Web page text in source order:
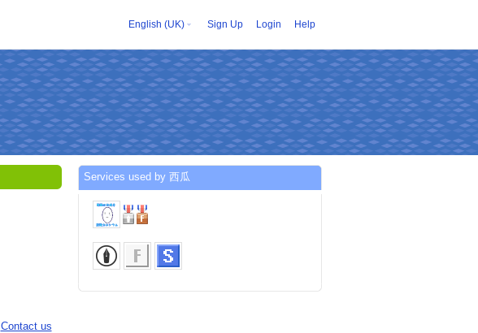
English (UK) Sign Up Login Help
Services used by 西瓜
Contact us